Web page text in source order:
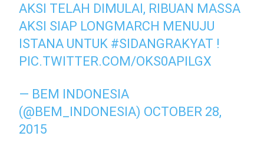
AKSI TELAH DIMULAI, RIBUAN MASSA
AKSI SIAP LONGMARCH MENUJU
ISTANA UNTUK #SIDANGRAKYAT !
PIC.TWITTER.COM/OKS0APILGX
— BEM INDONESIA
(@BEM_INDONESIA) OCTOBER 28,
2015